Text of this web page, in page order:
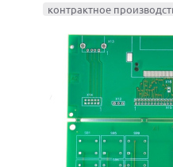
контрактное